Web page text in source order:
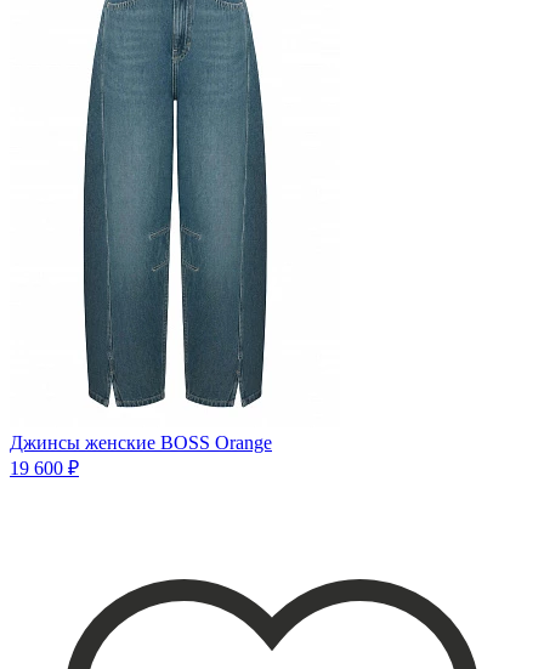
Джинсы женские BOSS Orange
19 600 ₽